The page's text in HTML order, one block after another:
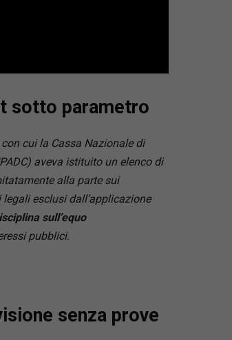
sotto parametro
cui la Cassa Nazionale di
aveva istituito un elenco di
alla parte sui
esclusi dall’applicazione
sull’equo
pubblici.
senza prove